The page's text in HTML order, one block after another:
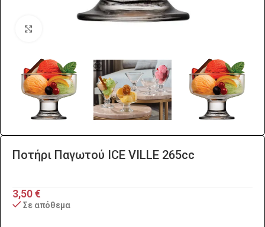
Ποτήρι Παγωτού ICE VILLE 265cc
3,50€
Σε απόθεμα